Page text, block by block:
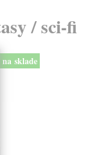
/ sci-fi
na sklade